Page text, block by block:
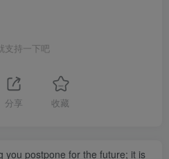
支持一下吧
分享 收藏
you postpone for the future; it is